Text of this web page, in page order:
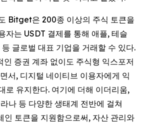
Bitget은 200종 이상의 주식 토큰을
자는 USDT 결제를 통해 애플, 테슬
글로벌 대표 기업을 거래할 수 있다.
인 증권 계좌 없이도 주식형 익스포저
서, 디지털 네이티브 이용자에게 익
로 유지한다. 여기에 더해 이더리움,
나 등 다양한 생태계 전반에 걸쳐
인 토큰을 지원함으로써, 자산 관리와